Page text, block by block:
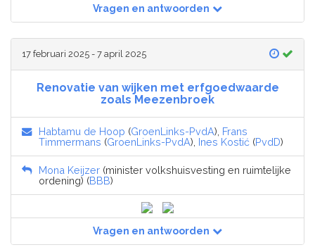
Vragen en antwoorden
17 februari 2025 - 7 april 2025
Renovatie van wijken met erfgoedwaarde
zoals Meezenbroek
Habtamu de Hoop (GroenLinks-PvdA), Frans
Timmermans (GroenLinks-PvdA), Ines Kostić (PvdD)
Mona Keijzer (minister volkshuisvesting en ruimtelijke
ordening) (BBB)
Vragen en antwoorden